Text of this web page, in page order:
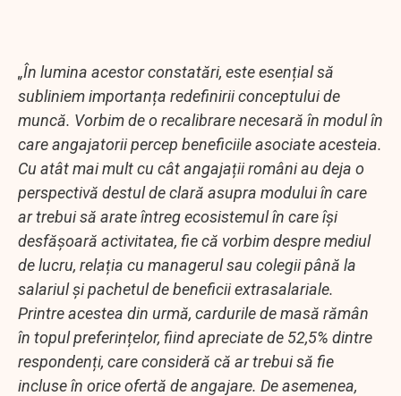
„În lumina acestor constatări, este esențial să
subliniem importanța redefinirii conceptului de
muncă. Vorbim de o recalibrare necesară în modul în
care angajatorii percep beneficiile asociate acesteia.
Cu atât mai mult cu cât angajații români au deja o
perspectivă destul de clară asupra modului în care
ar trebui să arate întreg ecosistemul în care își
desfășoară activitatea, fie că vorbim despre mediul
de lucru, relația cu managerul sau colegii până la
salariul și pachetul de beneficii extrasalariale.
Printre acestea din urmă, cardurile de masă rămân
în topul preferințelor, fiind apreciate de 52,5% dintre
respondenți, care consideră că ar trebui să fie
incluse în orice ofertă de angajare. De asemenea,